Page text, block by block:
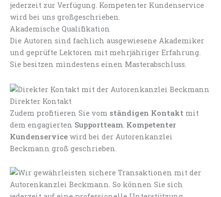
Akademische Qualifikation
Die Autoren sind fachlich ausgewiesene Akademiker
und geprüfte Lektoren mit mehrjähriger Erfahrung.
Sie besitzen mindestens einen Masterabschluss.
Direkter Kontakt
Zudem profitieren Sie vom ständigen Kontakt mit
dem engagierten Supportteam. Kompetenter
Kundenservice wird bei der Autorenkanzlei
Beckmann groß geschrieben.